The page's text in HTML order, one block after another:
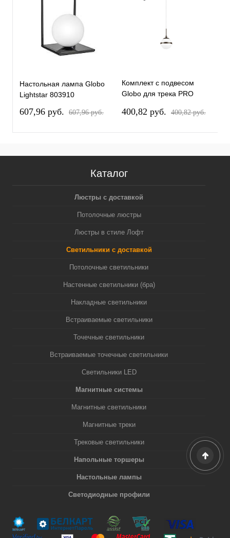
Настольная лампа Globo
Lightstar 803910
607,96 pуб. 607,96 pуб.
Комплект с подвесом
Globo для трека PRO
400,82 pуб. 400,82 pуб.
Каталог
Люстры с доставкой
Потолочные люстры
Люстры в стиле Лофт
Светильники с доставкой
Потолочные светильники
Настенные светильники (бра)
Накладные светильники
Встраиваемые светильники
Точечные светильники
Встраиваемые точечные светильники
Светильники LED
Магнитные системы
Магнитные светильники
Магнитные треки
Трековые светильники
Напольные торшеры
Настольные лампы
Светодиодные профили